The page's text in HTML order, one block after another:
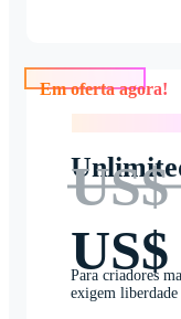
Para criadores
exigem